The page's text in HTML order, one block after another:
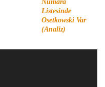
Numara
Listesinde
Osetkowski Var
(Analiz)